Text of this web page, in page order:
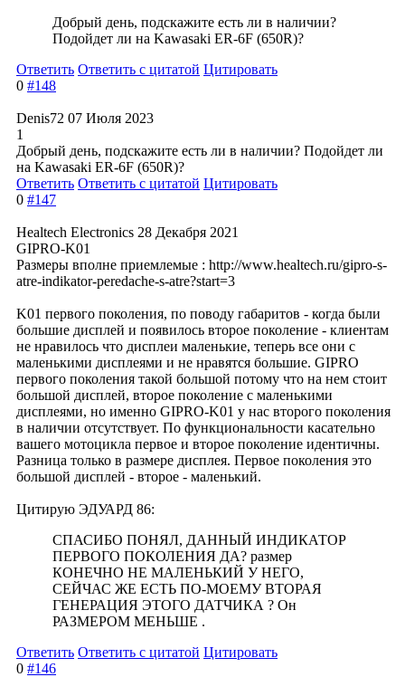
Добрый день, подскажите есть ли в наличии?
Подойдет ли на Kawasaki ER-6F (650R)?
Ответить Ответить с цитатой Цитировать
0 #148
Denis72 07 Июля 2023
1
Добрый день, подскажите есть ли в наличии? Подойдет ли
на Kawasaki ER-6F (650R)?
Ответить Ответить с цитатой Цитировать
0 #147
Healtech Electronics 28 Декабря 2021
GIPRO-K01
Размеры вполне приемлемые : http://www.healtech.ru/gipro-s-
atre-indikator-peredache-s-atre?start=3
K01 первого поколения, по поводу габаритов - когда были
большие дисплей и появилось второе поколение - клиентам
не нравилось что дисплеи маленькие, теперь все они с
маленькими дисплеями и не нравятся большие. GIPRO
первого поколения такой большой потому что на нем стоит
большой дисплей, второе поколение с маленькими
дисплеями, но именно GIPRO-K01 у нас второго поколения
в наличии отсутствует. По функциональности касательно
вашего мотоцикла первое и второе поколение идентичны.
Разница только в размере дисплея. Первое поколения это
большой дисплей - второе - маленький.
Цитирую ЭДУАРД 86:
СПАСИБО ПОНЯЛ, ДАННЫЙ ИНДИКАТОР
ПЕРВОГО ПОКОЛЕНИЯ ДА? размер
КОНЕЧНО НЕ МАЛЕНЬКИЙ У НЕГО,
СЕЙЧАС ЖЕ ЕСТЬ ПО-МОЕМУ ВТОРАЯ
ГЕНЕРАЦИЯ ЭТОГО ДАТЧИКА ? Он
РАЗМЕРОМ МЕНЬШЕ .
Ответить Ответить с цитатой Цитировать
0 #146